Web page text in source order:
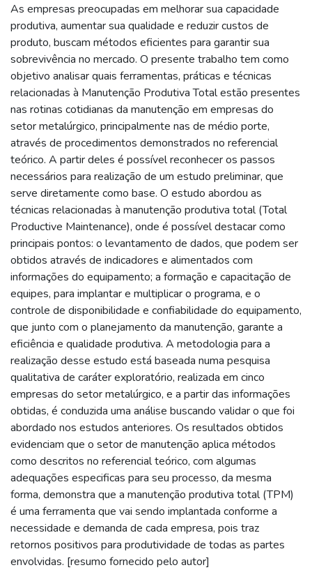
As empresas preocupadas em melhorar sua capacidade
produtiva, aumentar sua qualidade e reduzir custos de
produto, buscam métodos eficientes para garantir sua
sobrevivência no mercado. O presente trabalho tem como
objetivo analisar quais ferramentas, práticas e técnicas
relacionadas à Manutenção Produtiva Total estão presentes
nas rotinas cotidianas da manutenção em empresas do
setor metalúrgico, principalmente nas de médio porte,
através de procedimentos demonstrados no referencial
teórico. A partir deles é possível reconhecer os passos
necessários para realização de um estudo preliminar, que
serve diretamente como base. O estudo abordou as
técnicas relacionadas à manutenção produtiva total (Total
Productive Maintenance), onde é possível destacar como
principais pontos: o levantamento de dados, que podem ser
obtidos através de indicadores e alimentados com
informações do equipamento; a formação e capacitação de
equipes, para implantar e multiplicar o programa, e o
controle de disponibilidade e confiabilidade do equipamento,
que junto com o planejamento da manutenção, garante a
eficiência e qualidade produtiva. A metodologia para a
realização desse estudo está baseada numa pesquisa
qualitativa de caráter exploratório, realizada em cinco
empresas do setor metalúrgico, e a partir das informações
obtidas, é conduzida uma análise buscando validar o que foi
abordado nos estudos anteriores. Os resultados obtidos
evidenciam que o setor de manutenção aplica métodos
como descritos no referencial teórico, com algumas
adequações especificas para seu processo, da mesma
forma, demonstra que a manutenção produtiva total (TPM)
é uma ferramenta que vai sendo implantada conforme a
necessidade e demanda de cada empresa, pois traz
retornos positivos para produtividade de todas as partes
envolvidas. [resumo fornecido pelo autor]